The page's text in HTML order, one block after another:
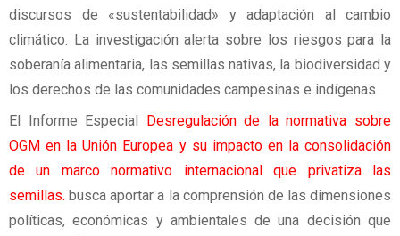
discursos de «sustentabilidad» y adaptación al cambio
climático. La investigación alerta sobre los riesgos para la
soberanía alimentaria, las semillas nativas, la biodiversidad y
los derechos de las comunidades campesinas e indígenas.
El Informe Especial
Desregulación de la normativa sobre
OGM en la Unión Europea y su impacto en la consolidación
de un marco normativo internacional que privatiza las
semillas. busca aportar a la comprensión de las dimensiones
políticas, económicas y ambientales de una decisión que